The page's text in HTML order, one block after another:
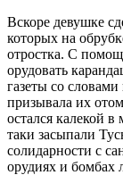
Вскоре девушке
которых на
отростка. С
орудовать
газеты со
призывала их
остался калекой
таки засыпали
солидарности с
орудиях и бомбах